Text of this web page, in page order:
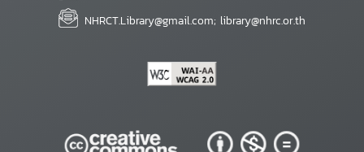
NHRCT.Library@gmail.com; library@nhrc.or.th